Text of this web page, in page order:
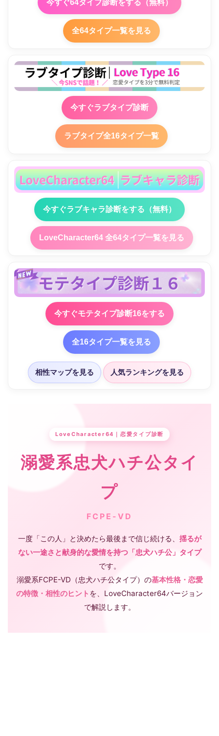
今すぐ64タイプ診断をする（無料）
全64タイプ一覧を見る
今すぐラブタイプ診断
ラブタイプ全16タイプ一覧
今すぐラブキャラ診断をする（無料）
LoveCharacter64 全64タイプ一覧を見る
今すぐモテタイプ診断16をする
全16タイプ一覧を見る
相性マップを見る 人気ランキングを見る
LoveCharacter64｜恋愛タイプ診断
溺愛系忠犬ハチ公タイ
プ
FCPE-VD
一度「この人」と決めたら最後まで信じ続ける、 揺るが
ない一途さと献身的な愛情を持つ「忠犬ハチ公」タイプ
です。
溺愛系FCPE-VD（忠犬ハチ公タイプ）の基本性格・恋愛
の特徴・相性のヒント を、LoveCharacter64バージョン
で解説します。